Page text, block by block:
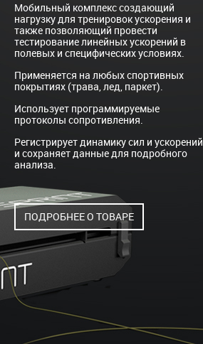
Мобильный комплекс создающий
нагрузку для тренировок ускорения и
также позволяющий провести
тестирование линейных ускорений в
полевых и специфических условиях.
Применяется на любых спортивных
покрытиях (трава, лед, паркет).
Использует программируемые
протоколы сопротивления.
Регистрирует динамику сил и ускорений
и сохраняет данные для подробного
анализа.
ПОДРОБНЕЕ О ТОВАРЕ